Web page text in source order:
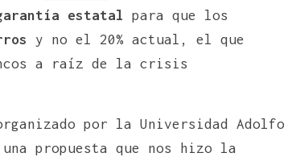
estatal
para que los
y no el 20% actual, el que
a raíz de la crisis
por la Universidad Adolfo
propuesta que nos hizo la